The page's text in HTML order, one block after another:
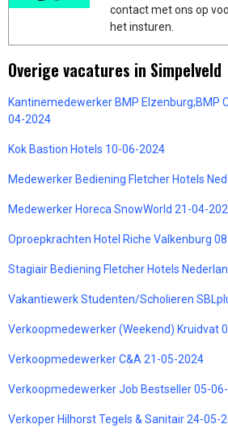
contact met ons op
het insturen.
Overige vacatures in Simpelveld
Kantinemedewerker BMP Elzenburg;BMP
04-2024
Kok Bastion Hotels 10-06-2024
Medewerker Bediening Fletcher Hotels
Medewerker Horeca SnowWorld 21-04-
Oproepkrachten Hotel Riche Valkenburg
Stagiair Bediening Fletcher Hotels
Vakantiewerk Studenten/Scholieren
Verkoopmedewerker (Weekend) Kruidvat
Verkoopmedewerker C&A 21-05-2024
Verkoopmedewerker Job Bestseller 05-
Verkoper Hilhorst Tegels & Sanitair 24-05-